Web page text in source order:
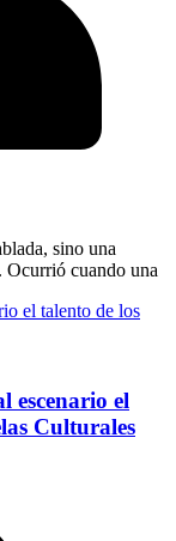
sino una
Ocurrió cuando una
escenario el
Culturales